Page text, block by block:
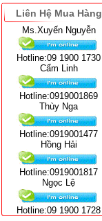
Liên Hệ Mua Hàng
Ms.Xuyến Nguyễn
Hotline:09 1900 1730
Cẩm Linh
Hotline:0919001869
Thùy Nga
Hotline:0919001477
Hồng Hải
Hotline:0919001817
Ngọc Lệ
Hotline:09 1900 1728